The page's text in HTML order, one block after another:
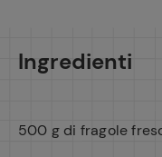
Ingredienti
500 g di fragole